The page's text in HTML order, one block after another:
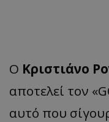
Ο Κριστιάνο
αποτελεί τον
αυτό που